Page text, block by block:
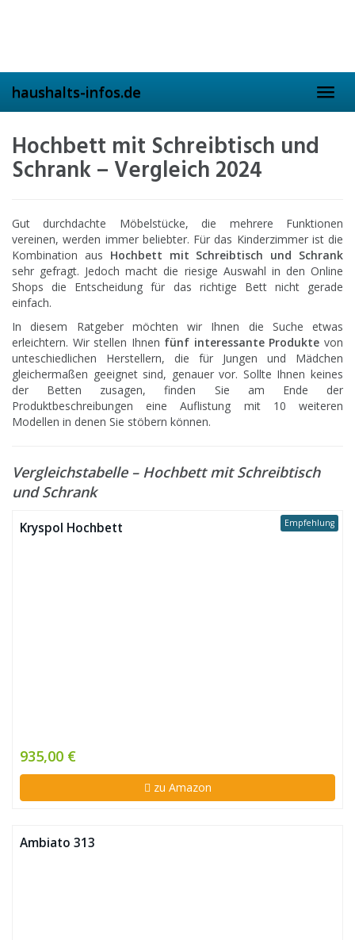
haushalts-infos.de
Hochbett mit Schreibtisch und
Schrank – Vergleich 2024
Gut durchdachte Möbelstücke, die mehrere Funktionen
vereinen, werden immer beliebter. Für das Kinderzimmer ist die
Kombination aus Hochbett mit Schreibtisch und Schrank
sehr gefragt. Jedoch macht die riesige Auswahl in den Online
Shops die Entscheidung für das richtige Bett nicht gerade
einfach.
In diesem Ratgeber möchten wir Ihnen die Suche etwas
erleichtern. Wir stellen Ihnen fünf interessante Produkte von
unteschiedlichen Herstellern, die für Jungen und Mädchen
gleichermaßen geeignet sind, genauer vor. Sollte Ihnen keines
der Betten zusagen, finden Sie am Ende der
Produktbeschreibungen eine Auflistung mit 10 weiteren
Modellen in denen Sie stöbern können.
Vergleichstabelle – Hochbett mit Schreibtisch
und Schrank
Empfehlung
Kryspol Hochbett
935,00 €
zu Amazon
Ambiato 313